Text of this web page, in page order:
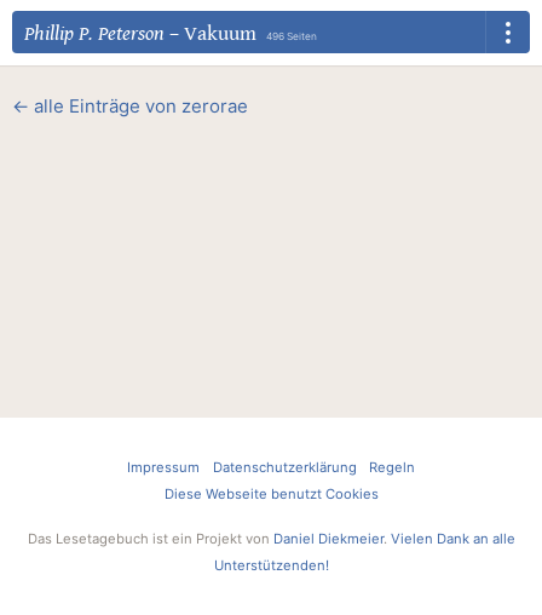
Phillip P. Peterson – Vakuum 496 Seiten
← alle Einträge von zerorae
Impressum Datenschutzerklärung
Regeln
Diese Webseite benutzt Cookies
Das Lesetagebuch ist ein Projekt von Daniel Diekmeier. Vielen Dank an alle
Unterstützenden!